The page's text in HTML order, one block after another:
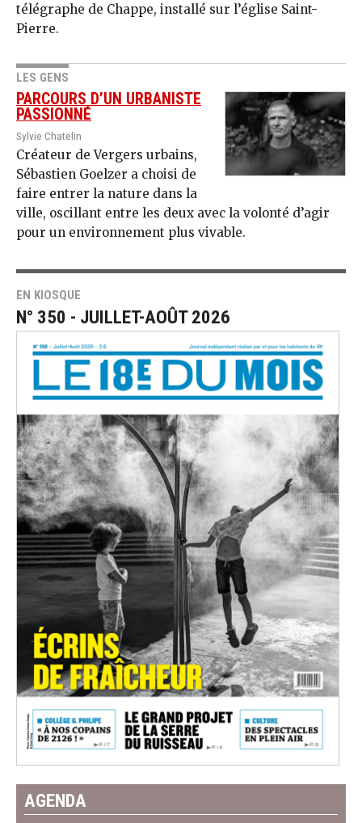
télégraphe de Chappe, installé sur l’église Saint-
Pierre.
LES GENS
PARCOURS D’UN URBANISTE
PASSIONNÉ
Sylvie Chatelin
Créateur de Vergers urbains,
Sébastien Goelzer a choisi de
faire entrer la nature dans la
ville, oscillant entre les deux avec la volonté d’agir
pour un environnement plus vivable.
EN KIOSQUE
N° 350 - JUILLET-AOÛT 2026
AGENDA